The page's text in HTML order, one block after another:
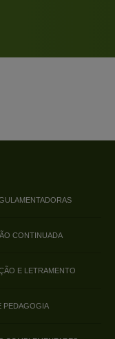
CONTINUADA
E LETRAMENTO
PEDAGOGIA